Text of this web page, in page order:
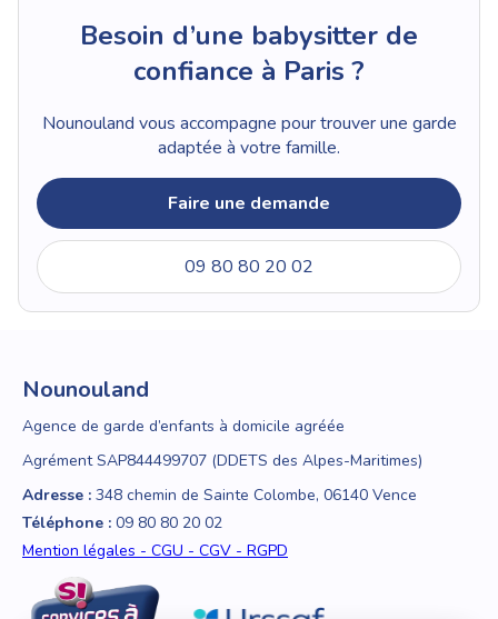
Besoin d’une babysitter de
confiance à Paris ?
Nounouland vous accompagne pour trouver une garde
adaptée à votre famille.
Faire une demande
09 80 80 20 02
Nounouland
Agence de garde d’enfants à domicile agréée
Agrément SAP844499707 (DDETS des Alpes-Maritimes)
Adresse : 348 chemin de Sainte Colombe, 06140 Vence
Téléphone : 09 80 80 20 02
Mention légales - CGU - CGV - RGPD